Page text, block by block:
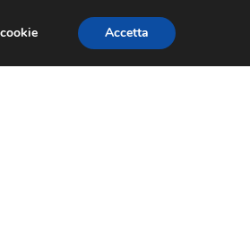
TORTE PER BAMBINI
Accetta